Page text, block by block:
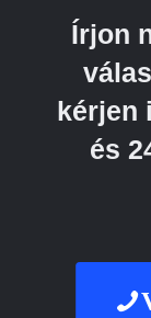
Írjon
kérjen
és